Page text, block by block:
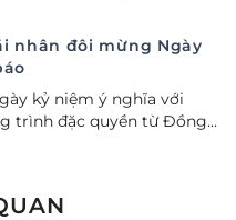
Việt Nam.
nhân đôi mừng Ngày
kỷ niệm ý nghĩa với
trình đặc quyền từ Đồng